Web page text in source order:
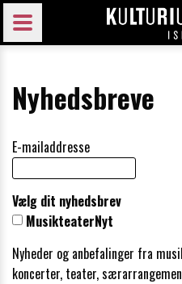
Nyhedsbreve
E-mailaddresse
Vælg dit nyhedsbrev
MusikteaterNyt
Nyheder og anbefalinger fra
koncerter, teater,